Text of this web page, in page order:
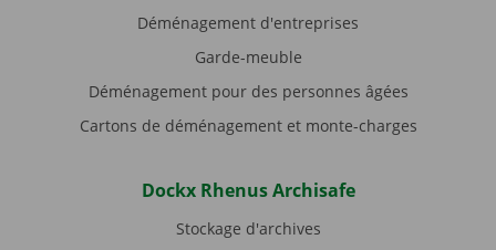
Déménagement d'entreprises
Garde-meuble
Déménagement pour des personnes âgées
Cartons de déménagement et monte-charges
Dockx Rhenus Archisafe
Stockage d'archives